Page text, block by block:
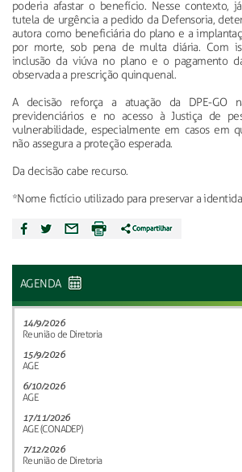
poderia afastar o benefício. Nesse contexto,
tutela de urgência a pedido da Defensoria,
autora como beneficiária do plano e a
por morte, sob pena de multa diária. Com
inclusão da viúva no plano e o pagamento
observada a prescrição quinquenal.
A decisão reforça a atuação da DPE-GO
previdenciários e no acesso à Justiça de
vulnerabilidade, especialmente em casos em
não assegura a proteção esperada.
Da decisão cabe recurso.
*Nome fictício utilizado para preservar a
AGENDA
14/9/2026
Reunião de Diretoria
15/9/2026
AGE
6/10/2026
AGE
17/11/2026
AGE (CONADEP)
7/12/2026
Reunião de Diretoria